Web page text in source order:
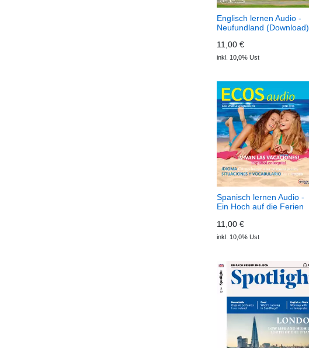
Englisch lernen Audio -
Neufundland (Download)
11,00 €
inkl. 10,0% Ust
Spanisch lernen Audio -
Ein Hoch auf die Ferien
11,00 €
inkl. 10,0% Ust